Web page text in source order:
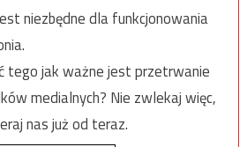
niezbędne dla funkcjonowania
tego jak ważne jest przetrwanie
medialnych? Nie zwlekaj więc,
nas już od teraz.